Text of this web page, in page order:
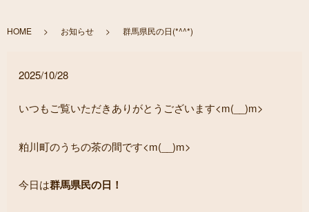
HOME お知らせ 群馬県民の日(*^^*)
2025/10/28
いつもご覧いただきありがとうございます<m(__)m>
粕川町のうちの茶の間です<m(__)m>
今日は群馬県民の日！